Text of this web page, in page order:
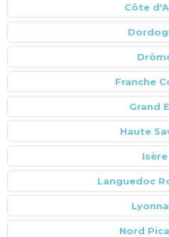
Côte
Franche
Grand
Haute
Isère
Languedoc
Nord